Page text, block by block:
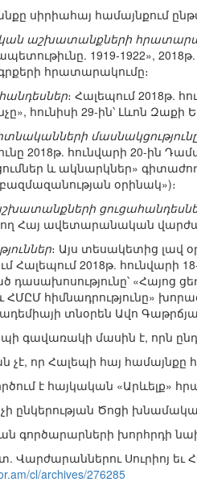
սիրիահայ համայնքում
աշխատանքների
1919-1922»,
հրատարակումը։
։ Հալեպում 2018թ.
հունիսի 29-ին՝ Լևոն Զաքի
2018թ. հունվարի 20-ին
և ակնարկներ»
օրինակ»)։
Հայ ավետարանական
։ Այս տեսակետից լավ
Հալեպում 2018թ. հունվարի
դասախոսությունը՝
ՀՄԸՄ հիմնադրությունը»
տնօրեն Ավո
գավառակի մասին է, որն
որ Հալեպի հայ համայնքը
է հայկական «Արևելք»
ընկերության Ծոցի
գործարարների խորհրդի
Վարժարաններու Սուրիոյ
cl/archives/276285